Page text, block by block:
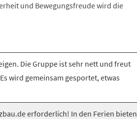
und Bewegungsfreude wird die
Die Gruppe ist sehr nett und freut
wird gemeinsam gesportet, etwas
erforderlich! In den Ferien bieten